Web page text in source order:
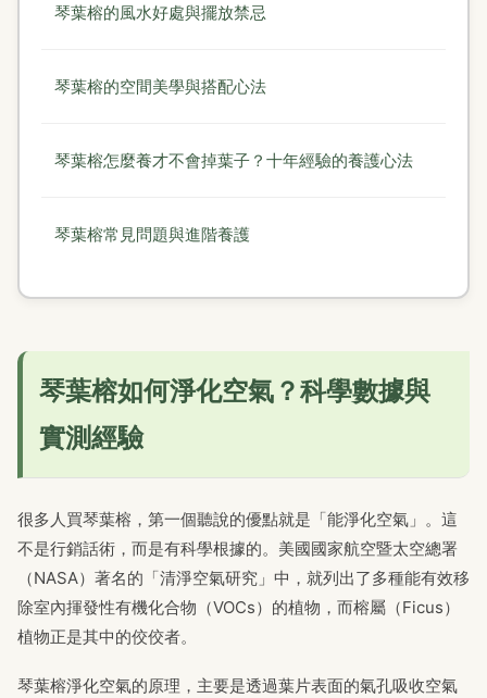
琴葉榕的風水好處與擺放禁忌
琴葉榕的空間美學與搭配心法
琴葉榕怎麼養才不會掉葉子？十年經驗的養護心法
琴葉榕常見問題與進階養護
琴葉榕如何淨化空氣？科學數據與
實測經驗
很多人買琴葉榕，第一個聽說的優點就是「能淨化空氣」。這
不是行銷話術，而是有科學根據的。美國國家航空暨太空總署
（NASA）著名的「清淨空氣研究」中，就列出了多種能有效移
除室內揮發性有機化合物（VOCs）的植物，而榕屬（Ficus）
植物正是其中的佼佼者。
琴葉榕淨化空氣的原理，主要是透過葉片表面的氣孔吸收空氣